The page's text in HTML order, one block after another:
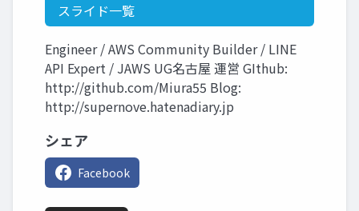
スライド一覧
Engineer / AWS Community Builder / LINE
API Expert / JAWS UG名古屋 運営 GIthub:
http://github.com/Miura55 Blog:
http://supernove.hatenadiary.jp
シェア
Facebook